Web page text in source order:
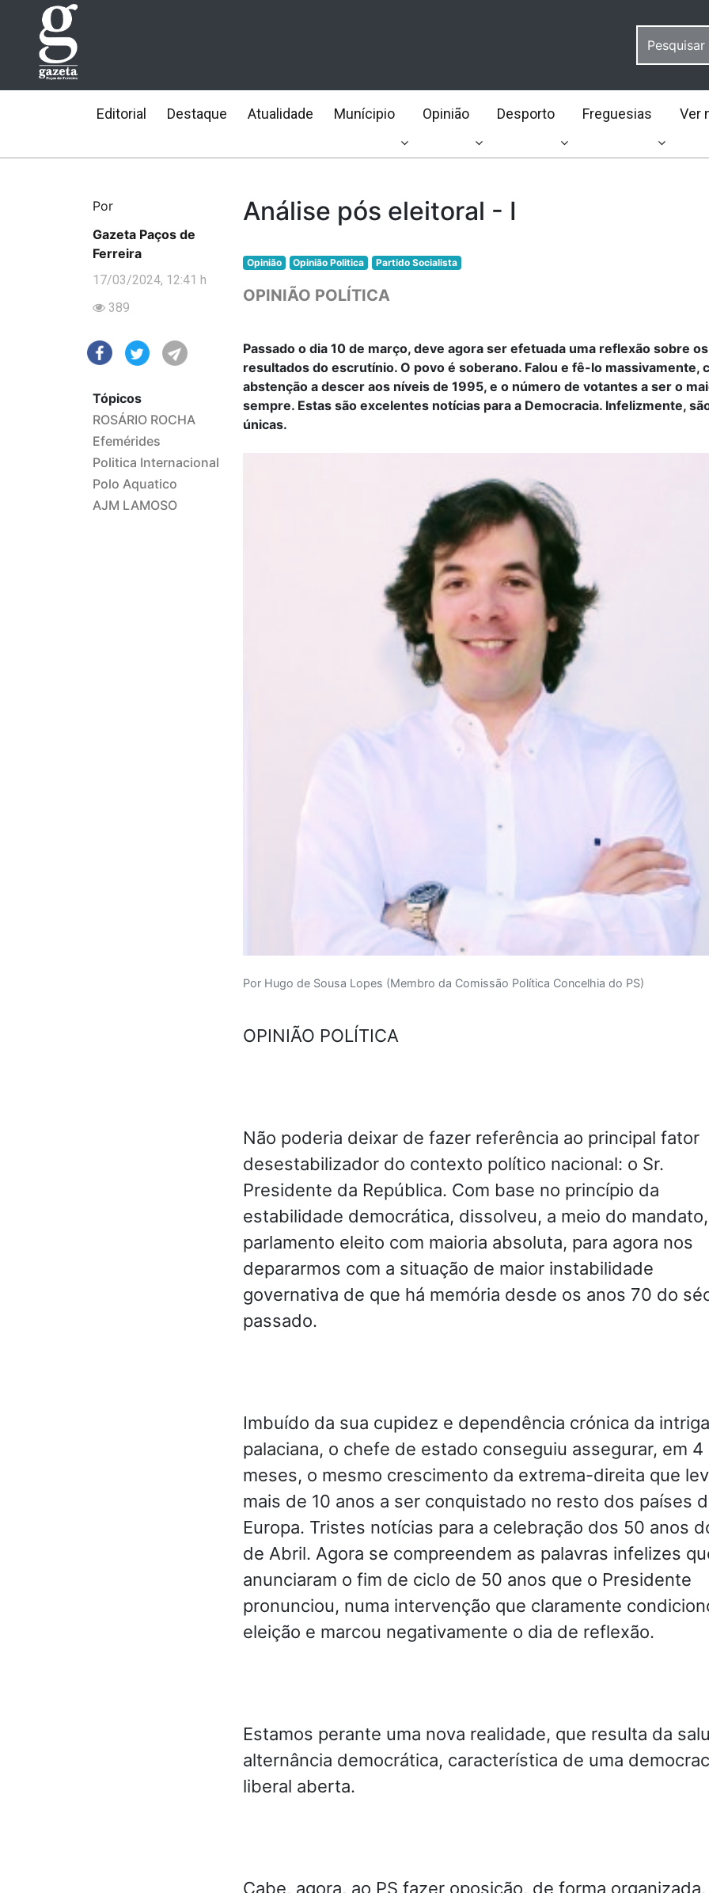
Editorial Destaque Atualidade Munícipio Opinião Desporto Freguesias Ver
Por
Gazeta Paços de
Ferreira
17/03/2024, 12:41 h
389
Tópicos
ROSÁRIO ROCHA
Efemérides
Politica Internacional
Polo Aquatico
AJM LAMOSO
Análise pós eleitoral - I
Opinião Opinião Politica Partido Socialista
OPINIÃO POLÍTICA
Passado o dia 10 de março, deve agora ser efetuada uma reflexão sobre os
resultados do escrutínio. O povo é soberano. Falou e fê-lo massivamente,
abstenção a descer aos níveis de 1995, e o número de votantes a ser o
sempre. Estas são excelentes notícias para a Democracia. Infelizmente,
únicas.
Por Hugo de Sousa Lopes (Membro da Comissão Política Concelhia do PS)
OPINIÃO POLÍTICA
Não poderia deixar de fazer referência ao principal fator
desestabilizador do contexto político nacional: o Sr.
Presidente da República. Com base no princípio da
estabilidade democrática, dissolveu, a meio do
parlamento eleito com maioria absoluta, para agora nos
depararmos com a situação de maior instabilidade
governativa de que há memória desde os anos 70 do
passado.
Imbuído da sua cupidez e dependência crónica da intriga
palaciana, o chefe de estado conseguiu assegurar, em 4
meses, o mesmo crescimento da extrema-direita que
mais de 10 anos a ser conquistado no resto dos países
Europa. Tristes notícias para a celebração dos 50 anos
de Abril. Agora se compreendem as palavras infelizes
anunciaram o fim de ciclo de 50 anos que o Presidente
pronunciou, numa intervenção que claramente
eleição e marcou negativamente o dia de reflexão.
Estamos perante uma nova realidade, que resulta da
alternância democrática, característica de uma
liberal aberta.
Cabe, agora, ao PS fazer oposição, de forma organizada,